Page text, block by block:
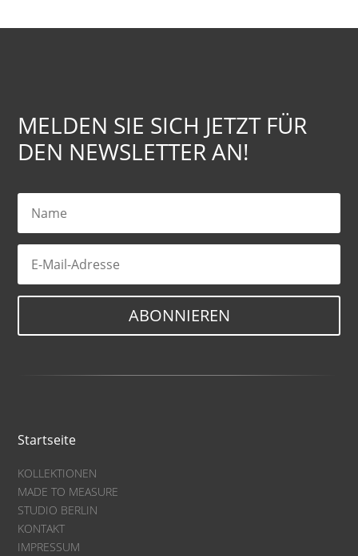
MELDEN SIE SICH JETZT FÜR
DEN NEWSLETTER AN!
ABONNIEREN
Startseite
KOLLEKTIONEN
MADE TO MEASURE
STUDIO BERLIN
KONTAKT
IMPRESSUM